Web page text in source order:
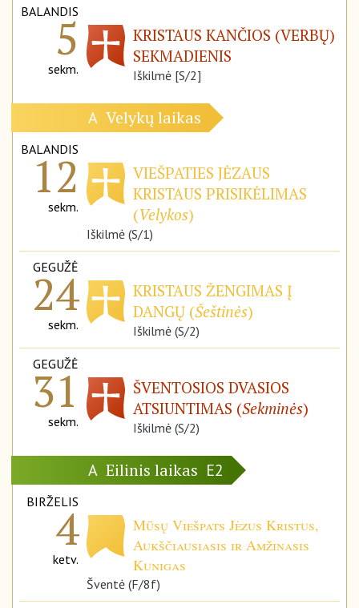
BALANDIS
5
sekm.
KRISTAUS KANČIOS (VERBŲ)
SEKMADIENIS
Iškilmė [S/2]
A Velykų laikas
BALANDIS
12
sekm.
VIEŠPATIES JĖZAUS
KRISTAUS PRISIKĖLIMAS
(Velykos)
Iškilmė (S/1)
GEGUŽĖ
24
sekm.
KRISTAUS ŽENGIMAS Į
DANGŲ (Šeštinės)
Iškilmė (S/2)
GEGUŽĖ
31
sekm.
ŠVENTOSIOS DVASIOS
ATSIUNTIMAS (Sekminės)
Iškilmė (S/2)
A Eilinis laikas E2
BIRŽELIS
4
ketv.
Mūsų Viešpats Jėzus Kristus,
Aukščiausiasis ir Amžinasis
Kunigas
Šventė (F/8f)